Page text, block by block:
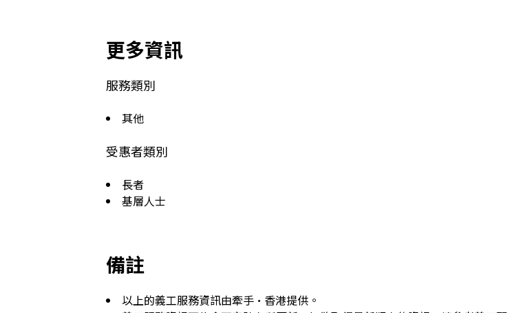
更多資訊
服務類別
其他
受惠者類別
長者
基層人士
備註
以上的義工服務資訊由牽手·香港提供。